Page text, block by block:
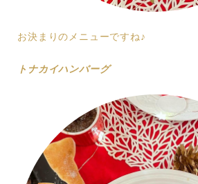
お決まりのメニューですね♪
トナカイハンバーグ